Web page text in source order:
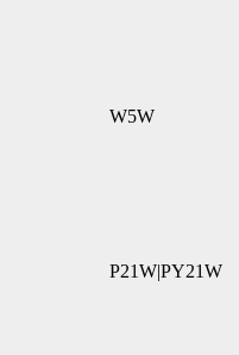
W5W
P21W|PY21W